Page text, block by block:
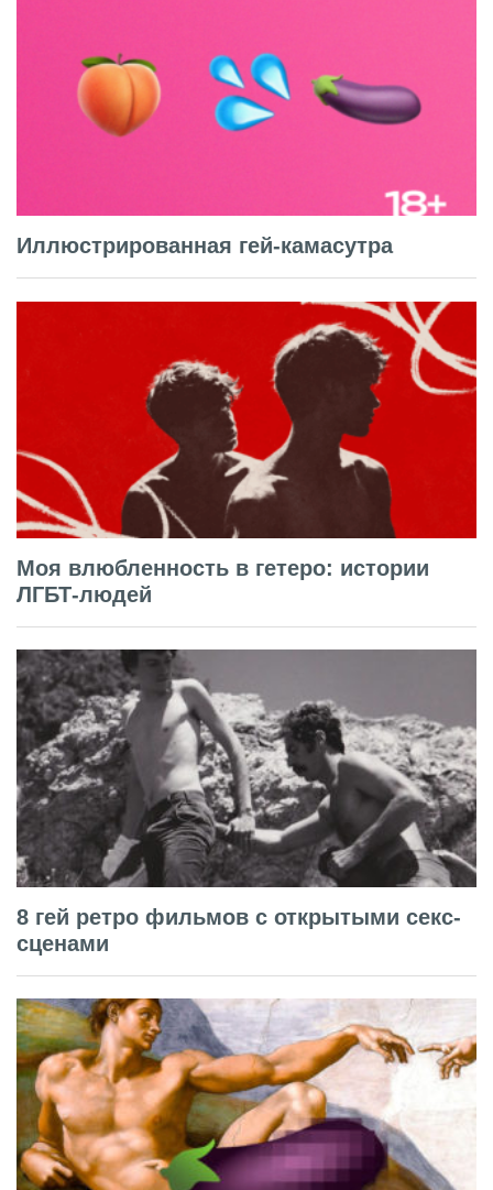
Иллюстрированная гей-камасутра
Моя влюбленность в гетеро: истории
ЛГБТ-людей
8 гей ретро фильмов с открытыми секс-
сценами